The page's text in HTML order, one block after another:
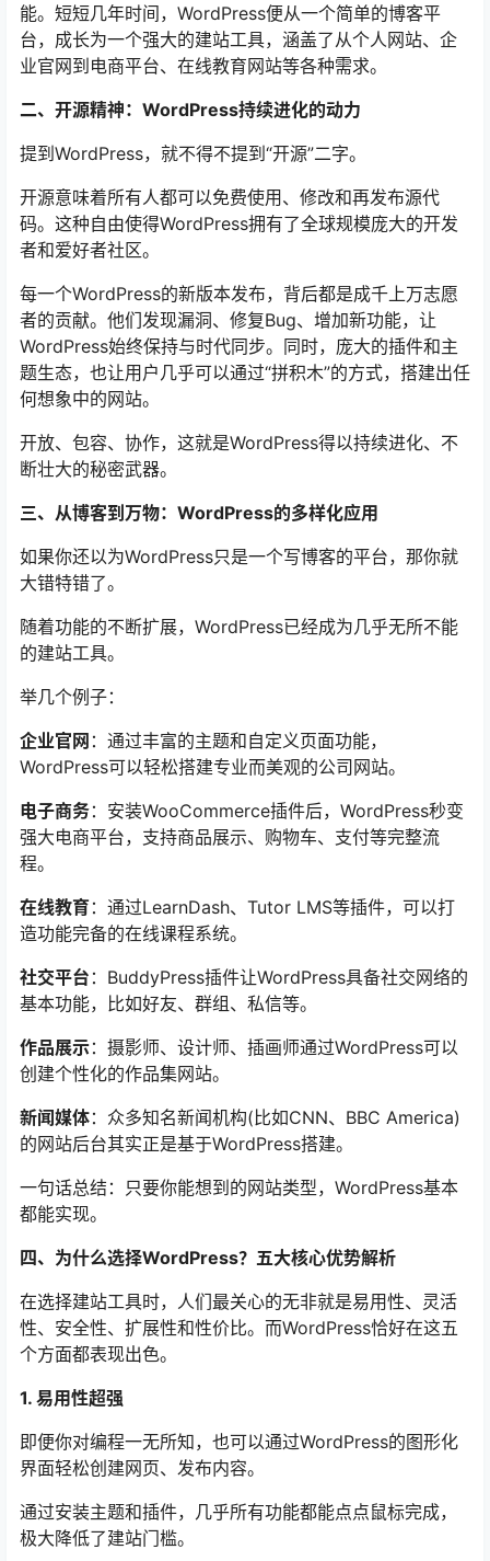
能。短短几年时间，WordPress便从一个简单的博客平
台，成长为一个强大的建站工具，涵盖了从个人网站、企
业官网到电商平台、在线教育网站等各种需求。
二、开源精神：WordPress持续进化的动力
提到WordPress，就不得不提到“开源”二字。
开源意味着所有人都可以免费使用、修改和再发布源代
码。这种自由使得WordPress拥有了全球规模庞大的开发
者和爱好者社区。
每一个WordPress的新版本发布，背后都是成千上万志愿
者的贡献。他们发现漏洞、修复Bug、增加新功能，让
WordPress始终保持与时代同步。同时，庞大的插件和主
题生态，也让用户几乎可以通过“拼积木”的方式，搭建出任
何想象中的网站。
开放、包容、协作，这就是WordPress得以持续进化、不
断壮大的秘密武器。
三、从博客到万物：WordPress的多样化应用
如果你还以为WordPress只是一个写博客的平台，那你就
大错特错了。
随着功能的不断扩展，WordPress已经成为几乎无所不能
的建站工具。
举几个例子：
企业官网 ：通过丰富的主题和自定义页面功能，
WordPress可以轻松搭建专业而美观的公司网站。
电子商务：安装WooCommerce插件后，WordPress秒变
强大电商平台，支持商品展示、购物车、支付等完整流
程。
在线教育：通过LearnDash、Tutor LMS等插件，可以打
造功能完备的在线课程系统。
社交平台 ：BuddyPress插件让WordPress具备社交网络的
基本功能，比如好友、群组、私信等。
作品展示：摄影师、设计师、插画师通过WordPress可以
创建个性化的作品集网站。
新闻媒体：众多知名新闻机构(比如CNN、BBC America)
的网站后台其实正是基于WordPress搭建。
一句话总结：只要你能想到的网站类型，WordPress基本
都能实现。
四、为什么选择WordPress？五大核心优势解析
在选择建站工具时，人们最关心的无非就是易用性、灵活
性、安全性、扩展性和性价比。而WordPress恰好在这五
个方面都表现出色。
1. 易用性超强
即便你对编程一无所知，也可以通过WordPress的图形化
界面轻松创建网页、发布内容。
通过安装主题和插件，几乎所有功能都能点点鼠标完成，
极大降低了建站门槛。